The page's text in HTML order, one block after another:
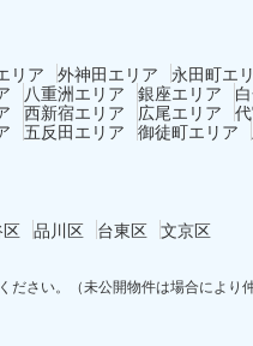
リア 外神田エリア
永田町エ
八重洲エリア 銀座エリア
西新宿エリア 広尾エリア
五反田エリア 御徒町エリア
品川区 台東区 文京区
ださい。（未公開物件は場合により